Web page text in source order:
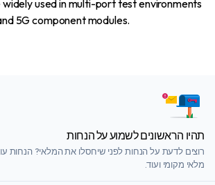
widely used in multi-port test environments
5G component modules.
תהיו הראשונים לשמוע על הנחות
רוצים לדעת על הנחות לפני שיחסלו את המלאי? הנחות
מלאי מקומי ועוד.